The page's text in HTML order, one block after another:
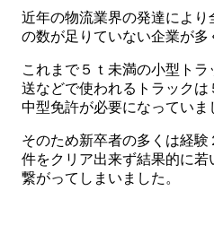
近年の物流業界の発達によ
の数が足りていない企業が多
これまで５ｔ未満の小型ト
送などで使われるトラックは
中型免許が必要になっていま
そのため新卒者の多くは経
件をクリア出来ず結果的に
繋がってしまいました。